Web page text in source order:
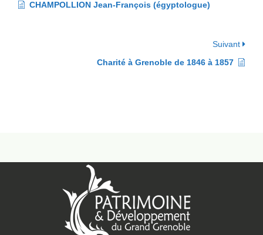
CHAMPOLLION Jean-François (égyptologue)
Suivant
Charité à Grenoble de 1846 à 1857